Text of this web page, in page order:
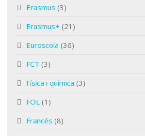
Erasmus (3)
Erasmus+ (21)
Euroscola (36)
FCT (3)
Física i química (3)
FOL (1)
Francés (8)